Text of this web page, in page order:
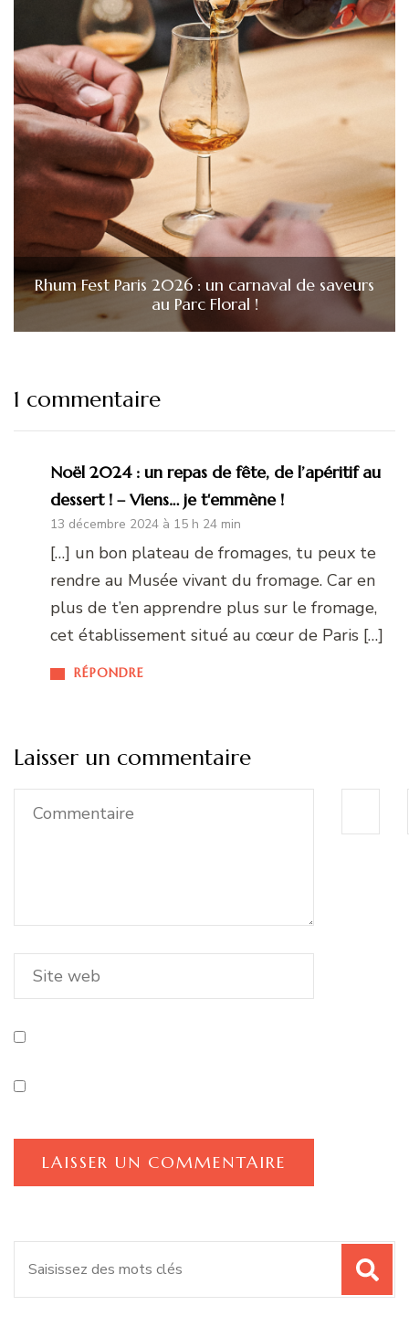
Rhum Fest Paris 2026 : un carnaval de saveurs
au Parc Floral !
1 commentaire
Noël 2024 : un repas de fête, de l’apéritif au
dessert ! – Viens… je t'emmène !
13 décembre 2024 à 15 h 24 min
RÉPONDRE
[…] un bon plateau de fromages, tu peux te
rendre au Musée vivant du fromage. Car en
plus de t’en apprendre plus sur le fromage,
cet établissement situé au cœur de Paris […]
Laisser un commentaire